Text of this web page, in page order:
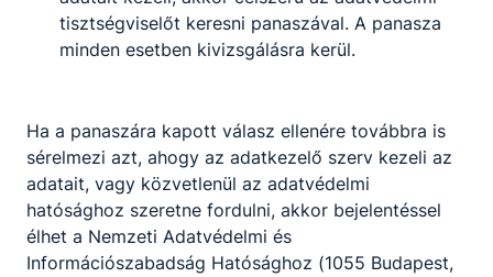
tisztségviselőt keresni panaszával. A panasza
minden esetben kivizsgálásra kerül.
Ha a panaszára kapott válasz ellenére továbbra is
sérelmezi azt, ahogy az adatkezelő szerv kezeli az
adatait, vagy közvetlenül az adatvédelmi
hatósághoz szeretne fordulni, akkor bejelentéssel
élhet a Nemzeti Adatvédelmi és
Információszabadság Hatósághoz (1055 Budapest,